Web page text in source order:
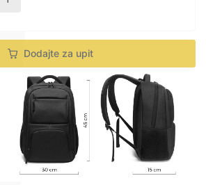
Dodajte za upit